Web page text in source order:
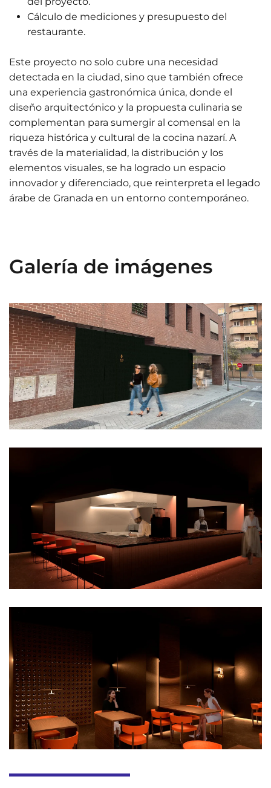
Cálculo de mediciones y presupuesto del
restaurante.
Este proyecto no solo cubre una necesidad
detectada en la ciudad, sino que también ofrece
una experiencia gastronómica única, donde el
diseño arquitectónico y la propuesta culinaria se
complementan para sumergir al comensal en la
riqueza histórica y cultural de la cocina nazarí. A
través de la materialidad, la distribución y los
elementos visuales, se ha logrado un espacio
innovador y diferenciado, que reinterpreta el legado
árabe de Granada en un entorno contemporáneo.
Galería de imágenes